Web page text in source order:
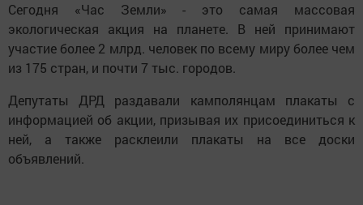
Сегодня «Час Земли» - это самая массовая
экологическая акция на планете. В ней принимают
участие более 2 млрд. человек по всему миру более чем
из 175 стран, и почти 7 тыс. городов.
Депутаты ДРД раздавали камполянцам плакаты с
информацией об акции, призывая их присоединиться к
ней, а также расклеили плакаты на все доски
объявлений.